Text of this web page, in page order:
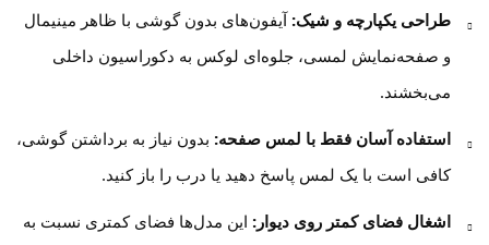
طراحی یکپارچه و شیک: آیفون‌های بدون گوشی با ظاهر مینیمال
و صفحه‌نمایش لمسی، جلوه‌ای لوکس به دکوراسیون داخلی
می‌بخشند.
استفاده آسان فقط با لمس صفحه: بدون نیاز به برداشتن گوشی،
کافی است با یک لمس پاسخ دهید یا درب را باز کنید.
اشغال فضای کمتر روی دیوار: این مدل‌ها فضای کمتری نسبت به